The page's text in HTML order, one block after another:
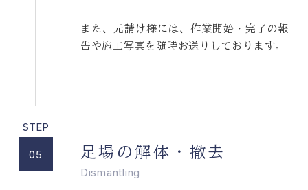
また、元請け様には、作業開始・完了の報
告や施工写真を随時お送りしております。
05 足場の解体・撤去
Dismantling